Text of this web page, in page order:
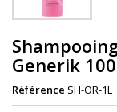
Generik
Référence SH-OR-1L